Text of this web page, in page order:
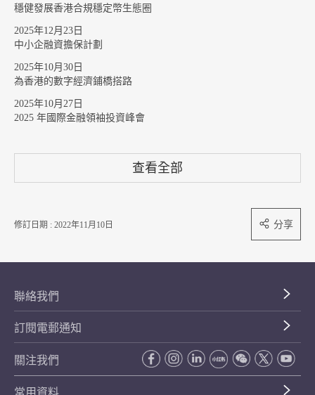
穩健發展香港合規穩定幣生態圈
2025年12月23日
中小企融資擔保計劃
2025年10月30日
為香港的數字經濟鋪橋搭路
2025年10月27日
2025 年國際金融領袖投資峰會
查看全部
修訂日期 : 2022年11月10日 分享
聯絡我們
訂閱電郵通知
關注我們
常用資料